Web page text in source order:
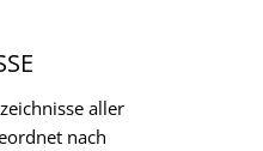
aller
nach